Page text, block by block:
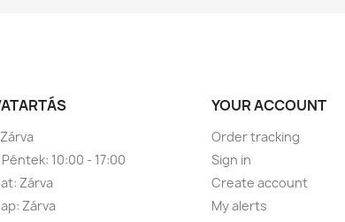
10:00 - 17:00
Zárva
Zárva
YOUR ACCOUNT
Order tracking
Sign in
Create account
My alerts